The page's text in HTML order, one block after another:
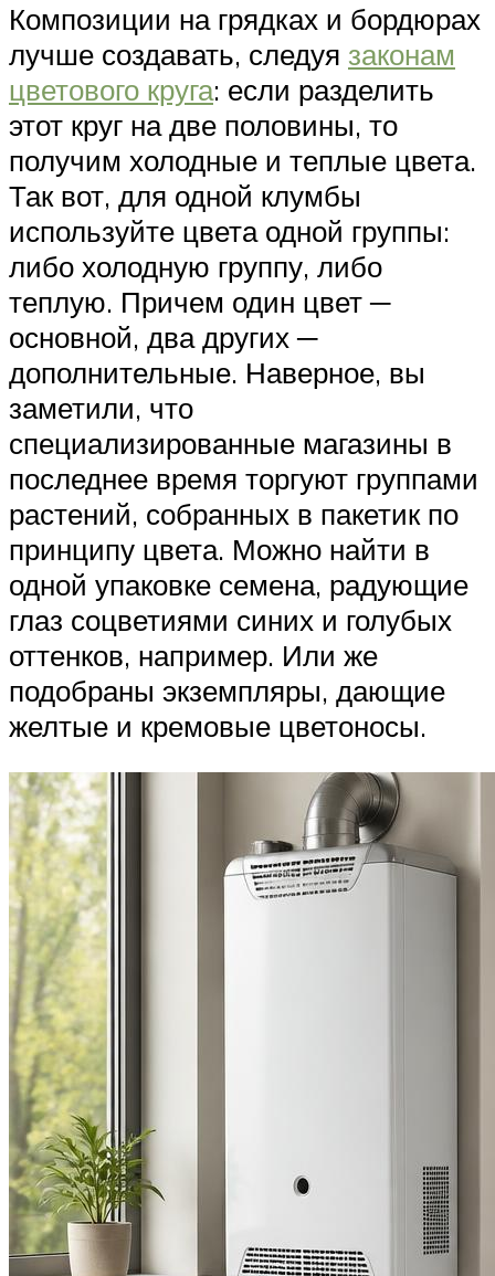
Композиции на грядках и бордюрах
лучше создавать, следуя законам
цветового круга: если разделить
этот круг на две половины, то
получим холодные и теплые цвета.
Так вот, для одной клумбы
используйте цвета одной группы:
либо холодную группу, либо
теплую. Причем один цвет ─
основной, два других ─
дополнительные. Наверное, вы
заметили, что
специализированные магазины в
последнее время торгуют группами
растений, собранных в пакетик по
принципу цвета. Можно найти в
одной упаковке семена, радующие
глаз соцветиями синих и голубых
оттенков, например. Или же
подобраны экземпляры, дающие
желтые и кремовые цветоносы.